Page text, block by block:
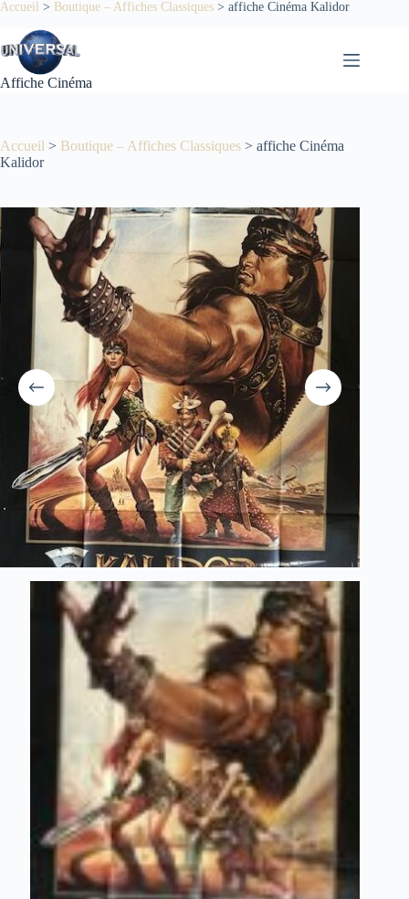
Passer
contenu
Accueil > Boutique – Affiches Classiques > affiche Cinéma Kalidor
Affiche Cinéma
Accueil > Boutique – Affiches Classiques > affiche Cinéma
Kalidor